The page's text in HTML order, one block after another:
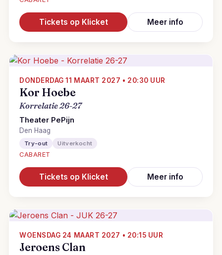
Tickets op Klicket Meer info
DONDERDAG 11 MAART 2027 • 20:30 UUR
Kor Hoebe
Korrelatie 26-27
Theater PePijn
Den Haag
Try-out Uitverkocht
CABARET
Tickets op Klicket Meer info
WOENSDAG 24 MAART 2027 • 20:15 UUR
Jeroens Clan